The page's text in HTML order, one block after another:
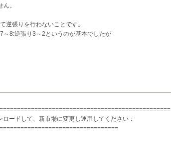
。
逆張りを行わないことです。
～8:逆張り3～2というのが基本でしたが
ードして、新市場に変更し運用してください：